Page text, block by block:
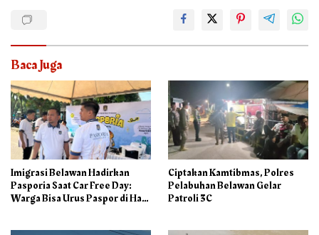
Baca Juga
Imigrasi Belawan Hadirkan
Pasporia Saat Car Free Day:
Warga Bisa Urus Paspor di Hari
Ciptakan Kamtibmas, Polres
Pelabuhan Belawan Gelar
Patroli 3C